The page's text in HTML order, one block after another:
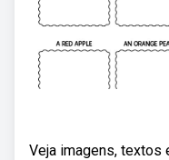
Veja imagens, textos